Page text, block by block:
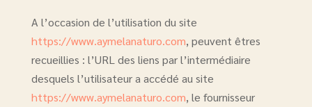
A l’occasion de l’utilisation du site
https://www.aymelanaturo.com, peuvent êtres
recueillies : l’URL des liens par l’intermédiaire
desquels l’utilisateur a accédé au site
https://www.aymelanaturo.com, le fournisseur